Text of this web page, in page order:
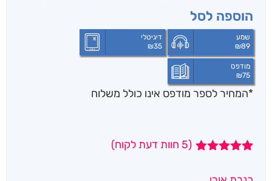
הוספה לסל
שמע
₪89
דיגיטלי
₪35
מודפס
₪75
*המחיר לספר מודפס אינו כולל משלוח
(
5 חוות דעת לקוח)